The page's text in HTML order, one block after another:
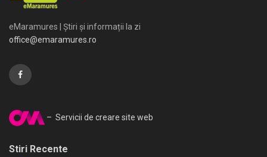
eMaramures | Știri și informații la zi
office@emaramures.ro
– Servicii de creare site web
Stiri Recente